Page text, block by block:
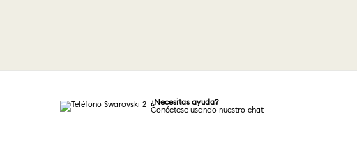
¿Necesitas ayuda?
Conéctese usando nuestro chat